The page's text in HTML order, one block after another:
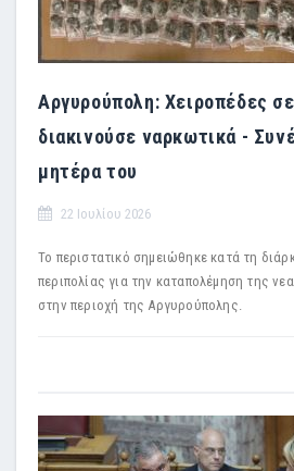
Αργυρούπολη: Χειροπέδες
διακινούσε ναρκωτικά -
μητέρα του
22 Ιουλίου 2026
Το περιστατικό σημειώθηκε κατά τη
περιπολίας για την καταπολέμηση της
στην περιοχή της Αργυρούπολης.